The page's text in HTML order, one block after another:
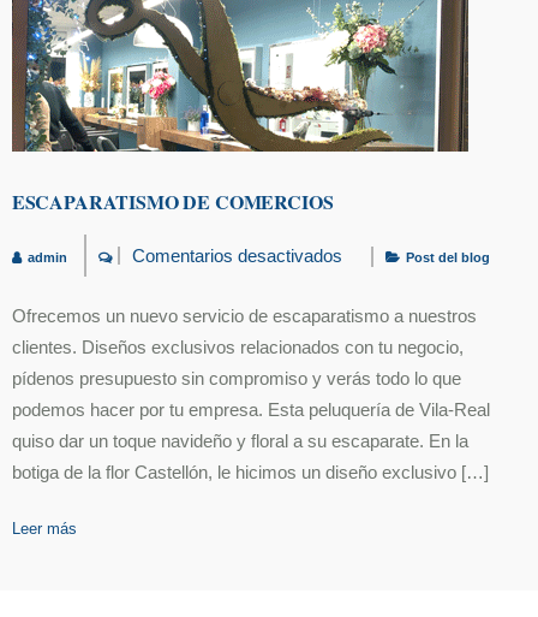
ESCAPARATISMO DE COMERCIOS
admin Comentarios desactivados
de
comercios
Post del blog
Ofrecemos un nuevo servicio de escaparatismo a nuestros
clientes. Diseños exclusivos relacionados con tu negocio,
pídenos presupuesto sin compromiso y verás todo lo que
podemos hacer por tu empresa. Esta peluquería de Vila-Real
quiso dar un toque navideño y floral a su escaparate. En la
botiga de la flor Castellón, le hicimos un diseño exclusivo […]
Leer más